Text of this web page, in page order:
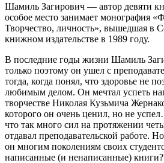
Шамиль Загирович — автор девяти
особое место занимает монография
Творчество, личность», вышедшая в
книжном издательстве в 1989 году.
В последние годы жизни Шамиль
только поэтому он ушел с
тогда, когда понял, что здоровье не
любимым делом. Он мечтал успеть
творчестве Николая Кузьмича
которого он очень ценил, но не
что так много сил на протяжении
отдавал преподавательской работе.
он многим поколениям своих
написанные (и ненаписанные) книги?